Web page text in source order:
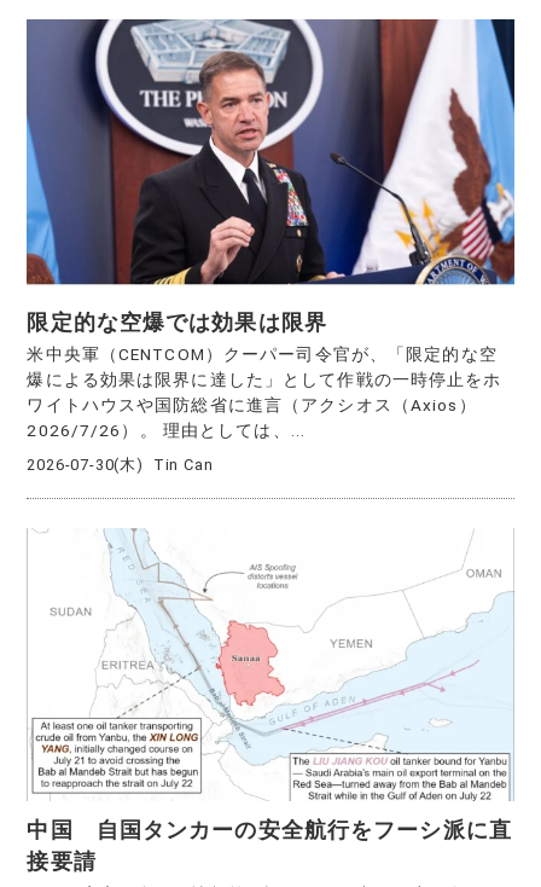
限定的な空爆では効果は限界
米中央軍（CENTCOM）クーパー司令官が、「限定的な空
爆による効果は限界に達した」として作戦の一時停止をホ
ワイトハウスや国防総省に進言（アクシオス（Axios）
2026/7/26）。 理由としては、...
2026-07-30(木) Tin Can
中国 自国タンカーの安全航行をフーシ派に直
接要請